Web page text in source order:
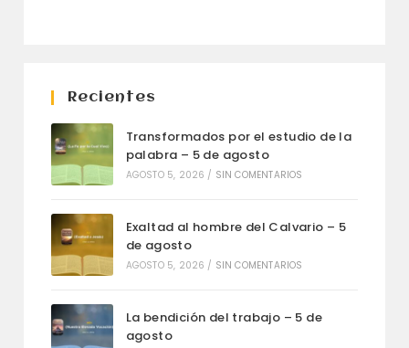
Recientes
Transformados por el estudio de la
palabra – 5 de agosto
AGOSTO 5, 2026 / SIN COMENTARIOS
Exaltad al hombre del Calvario – 5
de agosto
AGOSTO 5, 2026 / SIN COMENTARIOS
La bendición del trabajo – 5 de
agosto